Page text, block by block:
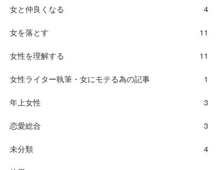
女と仲良くなる 4
女を落とす 11
女性を理解する 11
女性ライター執筆・女にモテる為の記事 1
年上女性 3
恋愛総合 3
未分類 4